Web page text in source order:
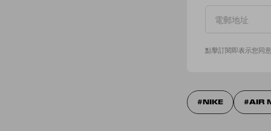
點擊訂閱即表示您同
NIKE AIR